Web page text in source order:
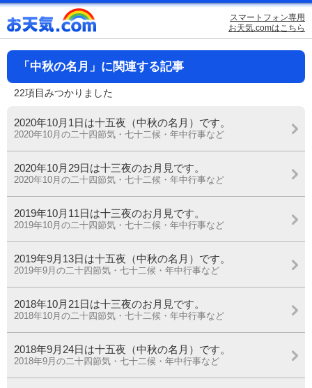
スマートフォン専用
お天気.comはこちら
「中秋の名月」に関連する記事
22項目みつかりました
2020年10月1日は十五夜（中秋の名月）です。
2020年10月の二十四節気・七十二候・年中行事など
2020年10月29日は十三夜のお月見です。
2020年10月の二十四節気・七十二候・年中行事など
2019年10月11日は十三夜のお月見です。
2019年10月の二十四節気・七十二候・年中行事など
2019年9月13日は十五夜（中秋の名月）です。
2019年9月の二十四節気・七十二候・年中行事など
2018年10月21日は十三夜のお月見です。
2018年10月の二十四節気・七十二候・年中行事など
2018年9月24日は十五夜（中秋の名月）です。
2018年9月の二十四節気・七十二候・年中行事など